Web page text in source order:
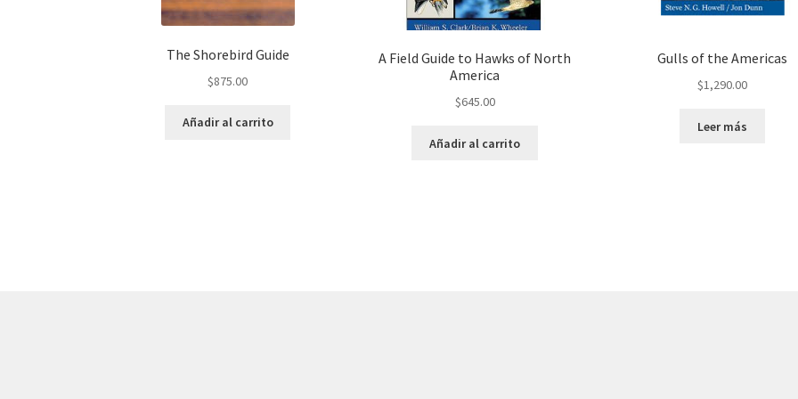
The Shorebird Guide
$875.00
Añadir al carrito
A Field Guide to Hawks of North
America
$645.00
Añadir al carrito
Gulls of the Americas
$1,290.00
Leer más